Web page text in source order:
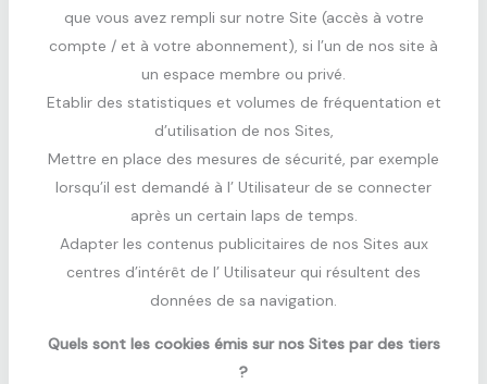
que vous avez rempli sur notre Site (accès à votre
compte / et à votre abonnement), si l’un de nos site à
un espace membre ou privé.
Etablir des statistiques et volumes de fréquentation et
d’utilisation de nos Sites,
Mettre en place des mesures de sécurité, par exemple
lorsqu’il est demandé à l’ Utilisateur de se connecter
après un certain laps de temps.
Adapter les contenus publicitaires de nos Sites aux
centres d’intérêt de l’ Utilisateur qui résultent des
données de sa navigation.
Quels sont les cookies émis sur nos Sites par des tiers
?